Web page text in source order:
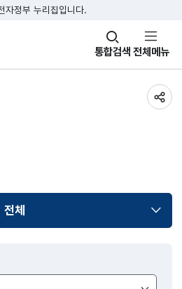
자정부 누리집입니다.
통합검색
창
열기 전체메뉴
전체선택됨